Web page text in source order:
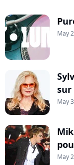
May
sur
May
May